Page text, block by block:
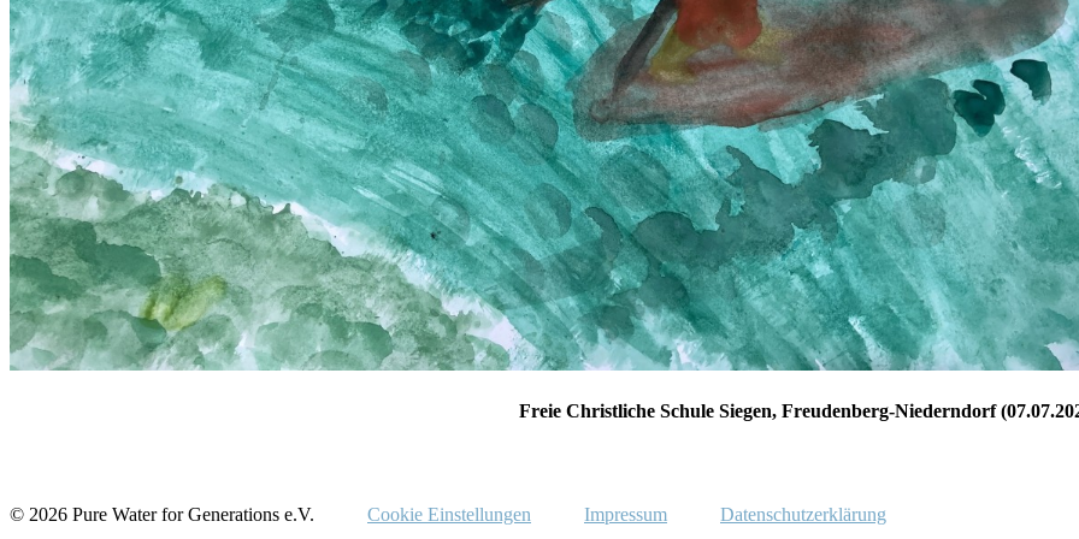
Freie Christliche Schule Siegen, Freudenberg-Niederndorf
© 2026 Pure Water for Generations e.V. Cookie Einstellungen Impressum Datenschutzerklärung